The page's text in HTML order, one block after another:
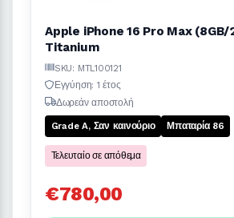
Apple iPhone 16 Pro Max (8GB/
Titanium
SKU: MTL100121
Εγγύηση: 1 έτος
Δωρεάν αποστολή
Grade A, Σαν καινούριο Μπαταρία 86
Τελευταίο σε απόθεμα
€780,00